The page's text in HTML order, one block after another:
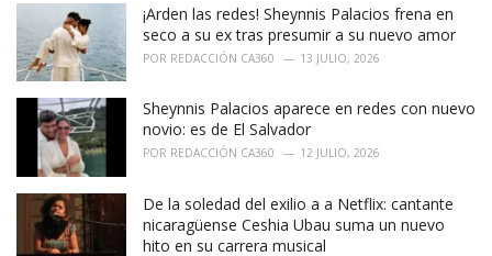
¡Arden las redes! Sheynnis Palacios frena en
seco a su ex tras presumir a su nuevo amor
POR REDACCIÓN CA360 13 JULIO, 2026
Sheynnis Palacios aparece en redes con nuevo
novio: es de El Salvador
POR REDACCIÓN CA360 12 JULIO, 2026
De la soledad del exilio a a Netflix: cantante
nicaragüense Ceshia Ubau suma un nuevo
hito en su carrera musical